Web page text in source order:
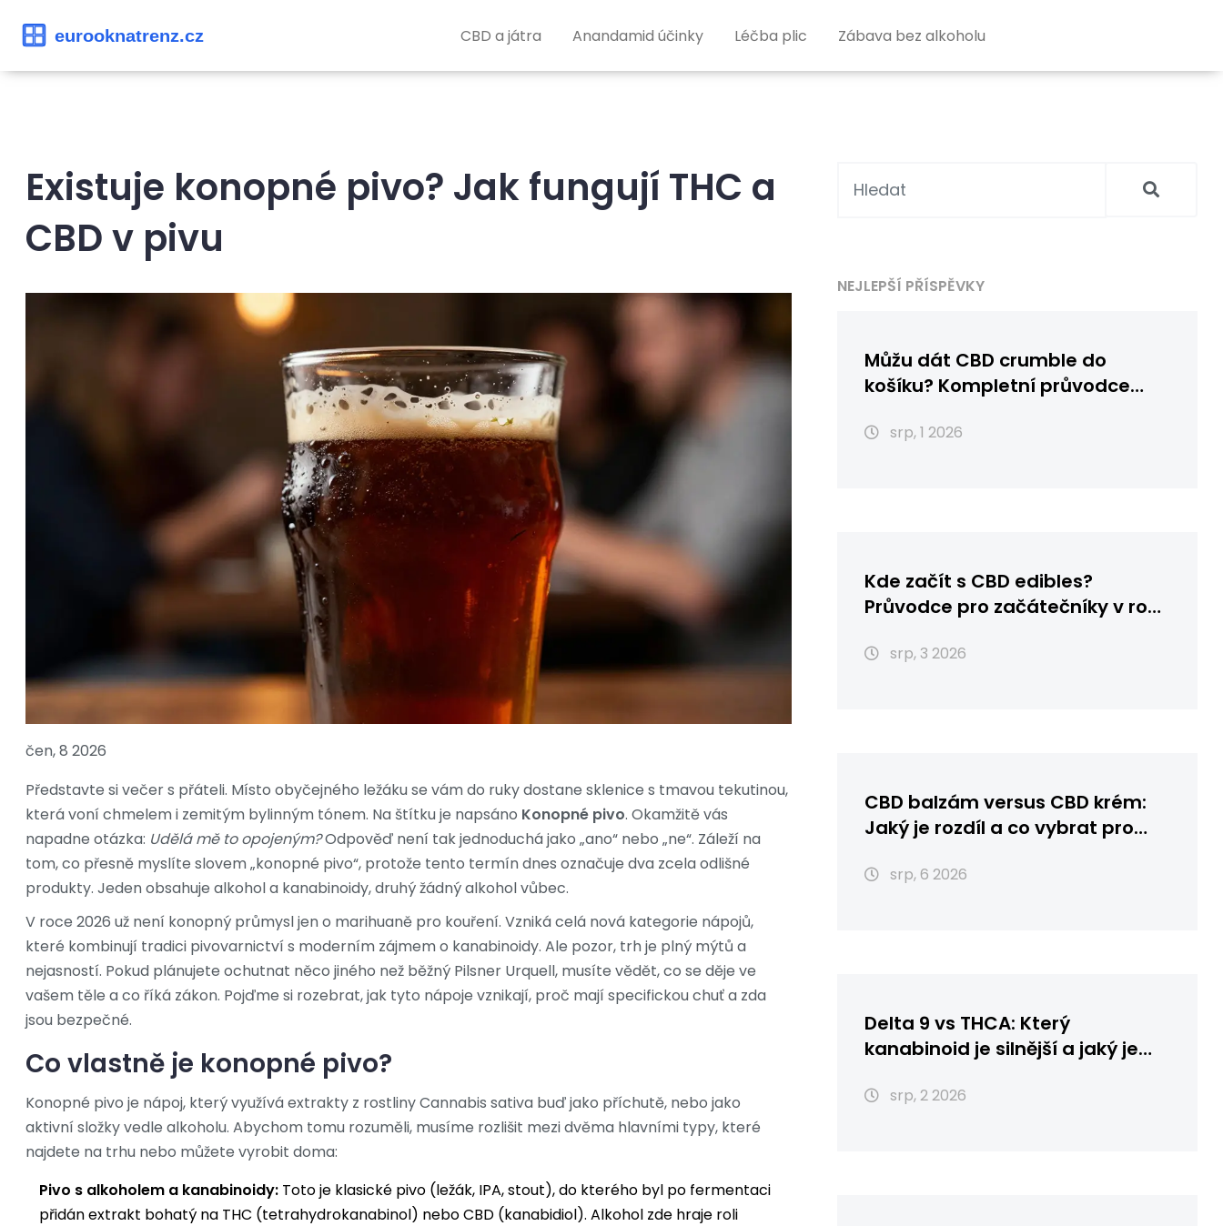
CBD a játra Anandamid účinky Léčba plic Zábava bez alkoholu
Existuje konopné pivo? Jak fungují THC a
CBD v pivu
čen, 8 2026
Představte si večer s přáteli. Místo obyčejného ležáku se vám do ruky dostane sklenice s tmavou tekutinou,
která voní chmelem i zemitým bylinným tónem. Na štítku je napsáno Konopné pivo. Okamžitě vás
napadne otázka: Udělá mě to opojeným?Odpověď není tak jednoduchá jako „ano“ nebo „ne“. Záleží na
tom, co přesně myslíte slovem „konopné pivo“, protože tento termín dnes označuje dva zcela odlišné
produkty. Jeden obsahuje alkohol a kanabinoidy, druhý žádný alkohol vůbec.
V roce 2026 už není konopný průmysl jen o marihuaně pro kouření. Vzniká celá nová kategorie nápojů,
které kombinují tradici pivovarnictví s moderním zájmem o kanabinoidy. Ale pozor, trh je plný mýtů a
nejasností. Pokud plánujete ochutnat něco jiného než běžný Pilsner Urquell, musíte vědět, co se děje ve
vašem těle a co říká zákon. Pojďme si rozebrat, jak tyto nápoje vznikají, proč mají specifickou chuť a zda
jsou bezpečné.
Co vlastně je konopné pivo?
Konopné pivo je nápoj, který využívá extrakty z rostliny Cannabis sativa buď jako příchutě, nebo jako
aktivní složky vedle alkoholu. Abychom tomu rozuměli, musíme rozlišit mezi dvěma hlavními typy, které
najdete na trhu nebo můžete vyrobit doma:
Pivo s alkoholem a kanabinoidy: Toto je klasické pivo (ležák, IPA, stout), do kterého byl po fermentaci
přidán extrakt bohatý na THC (tetrahydrokanabinol) nebo CBD (kanabidiol). Alkohol zde hraje roli
NEJLEPŠÍ PŘÍSPĚVKY
Můžu dát CBD crumble do
košíku? Kompletní průvodce
použitím
srp, 1 2026
Kde začít s CBD edibles?
Průvodce pro začátečníky v roce
srp, 3 2026
CBD balzám versus CBD krém:
Jaký je rozdíl a co vybrat pro
srp, 6 2026
Delta 9 vs THCA: Který
kanabinoid je silnější a jaký je
srp, 2 2026